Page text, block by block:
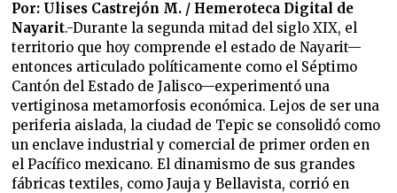
Por: Ulises Castrejón M. / Hemeroteca Digital de
Nayarit.-Durante la segunda mitad del siglo XIX, el
territorio que hoy comprende el estado de Nayarit—
entonces articulado políticamente como el Séptimo
Cantón del Estado de Jalisco—experimentó una
vertiginosa metamorfosis económica. Lejos de ser una
periferia aislada, la ciudad de Tepic se consolidó como
un enclave industrial y comercial de primer orden en
el Pacífico mexicano. El dinamismo de sus grandes
fábricas textiles, como Jauja y Bellavista, corrió en